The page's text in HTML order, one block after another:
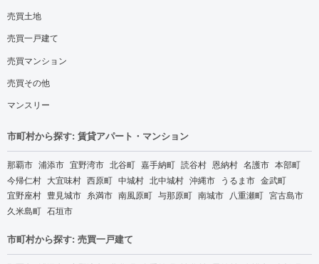
売買土地
売買一戸建て
売買マンション
売買その他
マンスリー
市町村から探す: 賃貸アパート・マンション
那覇市 浦添市 宜野湾市 北谷町 嘉手納町 読谷村 恩納村 名護市 本部町
今帰仁村 大宜味村 西原町 中城村 北中城村 沖縄市 うるま市 金武町
宜野座村 豊見城市 糸満市 南風原町 与那原町 南城市 八重瀬町 宮古島市
久米島町 石垣市
市町村から探す: 売買一戸建て